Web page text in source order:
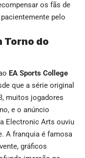
os fãs de
pelo
Torno do
EA Sports College
que a série original
muitos jogadores
e o anúncio
Electronic Arts ouviu
A franquia é famosa
gráficos